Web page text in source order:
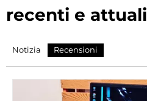
recenti e attuali
Notizia Recensioni